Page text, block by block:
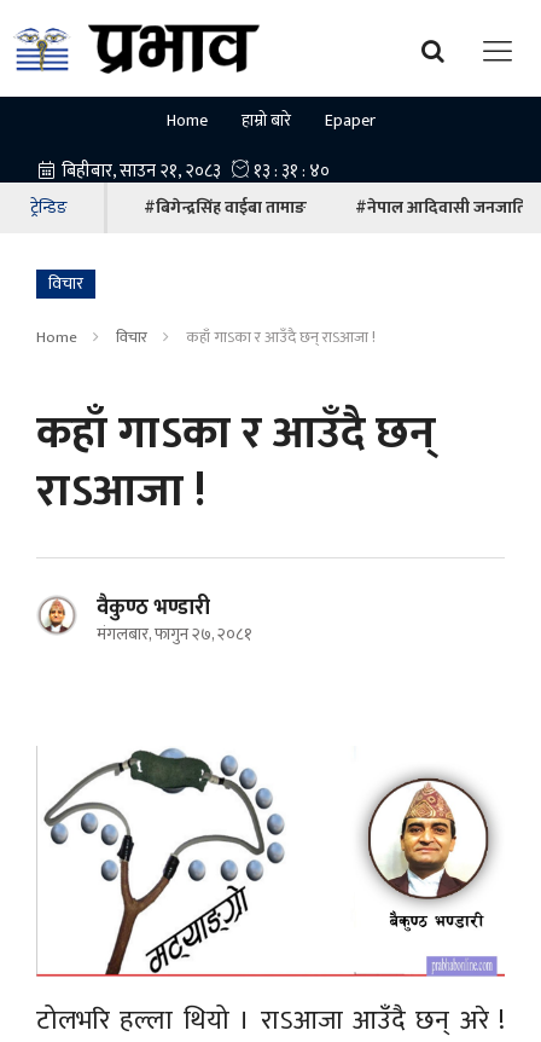
Home हाम्रो बारे Epaper
ट्रेन्डिङ #बिगेन्द्रसिंह वाईबा तामाङ #नेपाल आदिवासी जनजाति
विचार
Home विचार कहाँ गाऽका र आउँदै छन् राऽआजा !
कहाँ गाऽका र आउँदै छन्
राऽआजा !
वैकुण्ठ भण्डारी
मंगलबार, फागुन २७, २०८१
टोलभरि हल्ला थियो । राऽआजा आउँदै छन् अरे !